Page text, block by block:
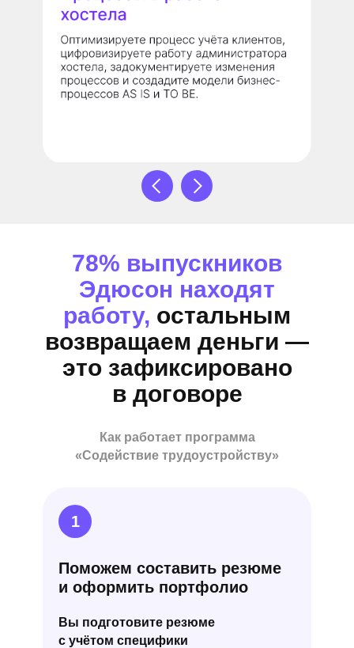
78% выпускников
Эдюсон находят
работу, остальным
возвращаем деньги —
это зафиксировано
в договоре
Как работает программа
«Содействие трудоустройству»
Поможем составить резюме
и оформить портфолио
1
Вы подготовите резюме
с учётом специфики